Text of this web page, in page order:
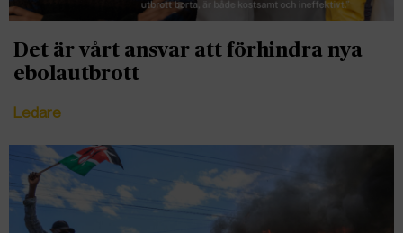
Det är vårt ansvar att förhindra nya
ebolautbrott
Ledare